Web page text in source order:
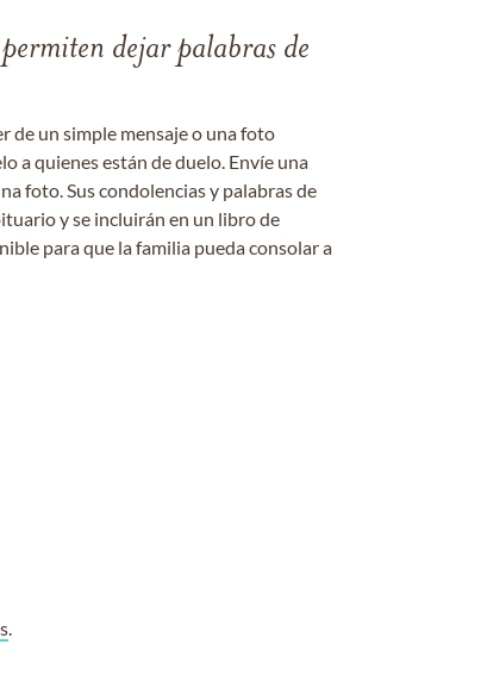
dejar palabras de
de un simple mensaje o una foto
a quienes están de duelo. Envíe una
foto. Sus condolencias y palabras de
y se incluirán en un libro de
para que la familia pueda consolar a
.